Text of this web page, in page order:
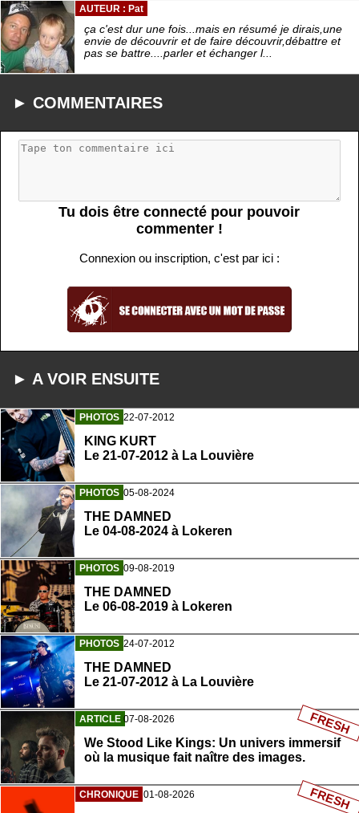
AUTEUR : Pat
ça c'est dur une fois...mais en résumé je dirais,une
envie de découvrir et de faire découvrir,débattre et
pas se battre....parler et échanger l...
► COMMENTAIRES
Tu dois être connecté pour pouvoir
commenter !
Connexion ou inscription, c'est par ici :
► A VOIR ENSUITE
PHOTOS 22-07-2012
KING KURT
Le 21-07-2012 à La Louvière
PHOTOS 05-08-2024
THE DAMNED
Le 04-08-2024 à Lokeren
PHOTOS 09-08-2019
THE DAMNED
Le 06-08-2019 à Lokeren
PHOTOS 24-07-2012
THE DAMNED
Le 21-07-2012 à La Louvière
ARTICLE 07-08-2026
We Stood Like Kings: Un univers immersif
où la musique fait naître des images.
FRESH
CHRONIQUE 01-08-2026 FRESH